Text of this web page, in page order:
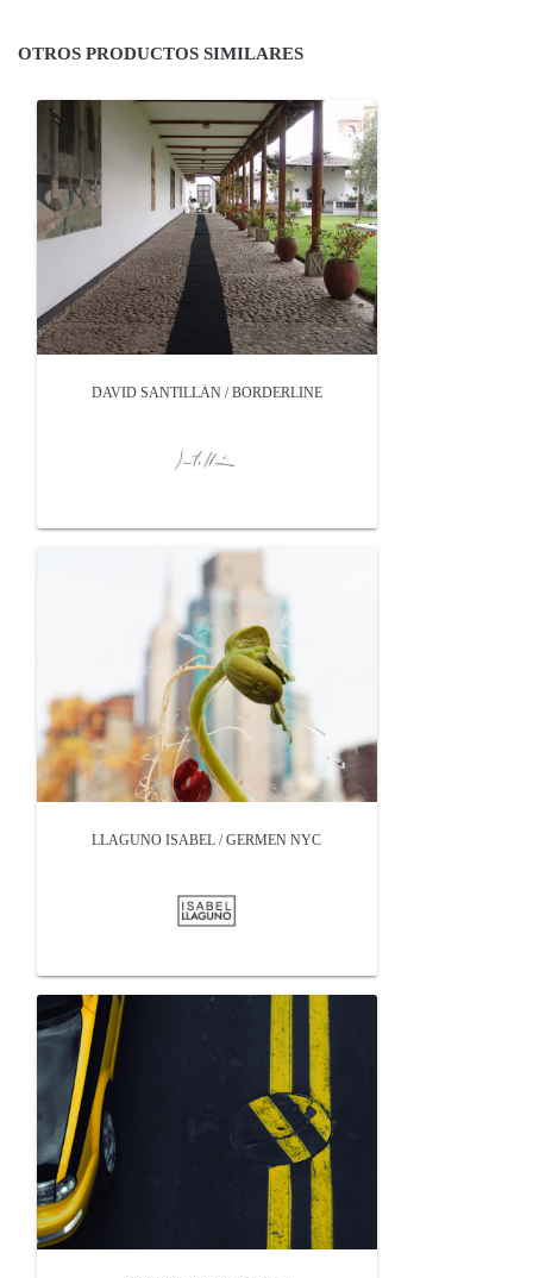
OTROS PRODUCTOS SIMILARES
DAVID SANTILLÁN / BORDERLINE
LLAGUNO ISABEL / GERMEN NYC